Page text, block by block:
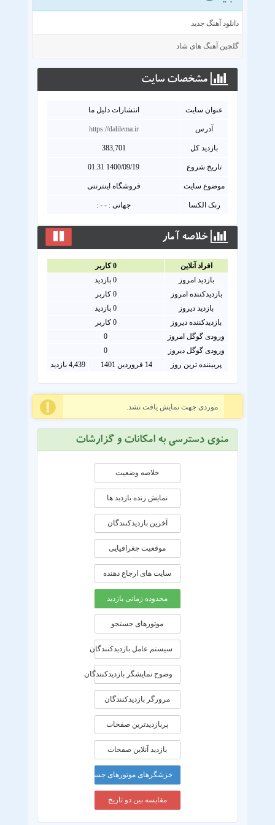
دانلود آهنگ جدید
گلچین آهنگ های شاد
مشخصات سايت
عنوان سايت انتشارات دلیل ما
آدرس https://dalilema.ir
بازدید کل 383,701
تاریخ شروع 1400/09/19 01:31
موضوع سایت فروشگاه اینترنتی
رنک الکسا جهانی : - - :
خلاصه آمار
افراد آنلاين 0کاربر
بازدید امروز
0بازدید
بازدیدکننده امروز
0 کاربر
بازدید دیروز
0 بازدید
بازدیدکننده دیروز
0 کاربر
ورودی گوگل امروز
0
ورودی گوگل دیروز
0
پربیننده ترین روز
14 فروردین 1401 4,439 بازدید
موردی جهت نمایش یافت نشد.
منوی دسترسی به امکانات و گزارشات
خلاصه وضعیت
نمایش زنده بازدید ها
آخرین بازدیدکنندگان
موقعيت جغرافيايی
سایت های ارجاع دهنده
محدوده زمانی بازديد
موتورهای جستجو
سیستم عامل بازدیدکنندگان
وضوح نمایشگر بازدیدکنندگان
مرورگر بازدیدکنندگان
پربازدیدترین صفحات
بازدید آنلاین صفحات
خزشگرهای موتورهای جستجو
مقایسه بین دو تاریخ